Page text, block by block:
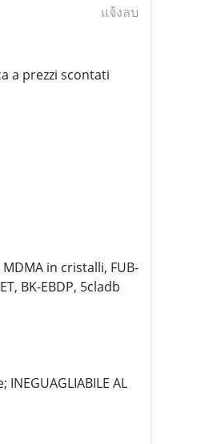
แจ้งลบ
a prezzi scontati
MDMA in cristalli, FUB-
BK-EBDP, 5cladb
INEGUAGLIABILE AL